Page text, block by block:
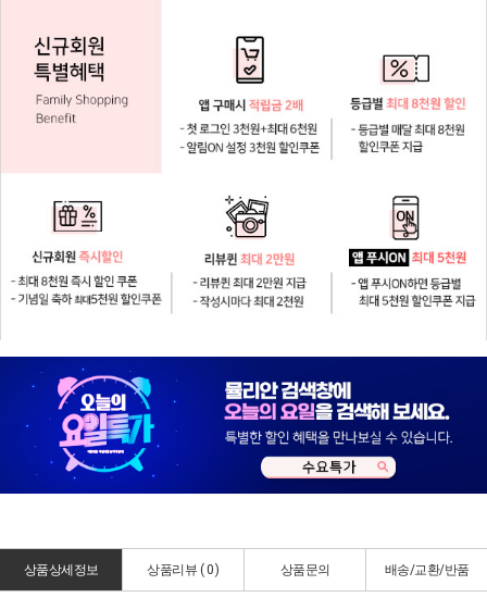
상품상세정보 상품리뷰 ( 0) 상품문의 배송/교환/반품